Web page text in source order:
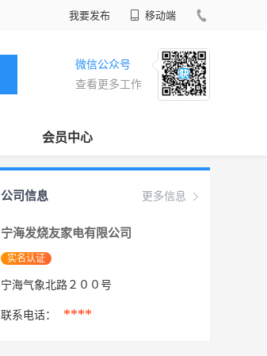
我要发布 移动端
微信公众号
查看更多工作
会员中心
更多信息
公司信息
宁海发烧友家电有限公司
实名认证
宁海气象北路２００号
联系电话： ****